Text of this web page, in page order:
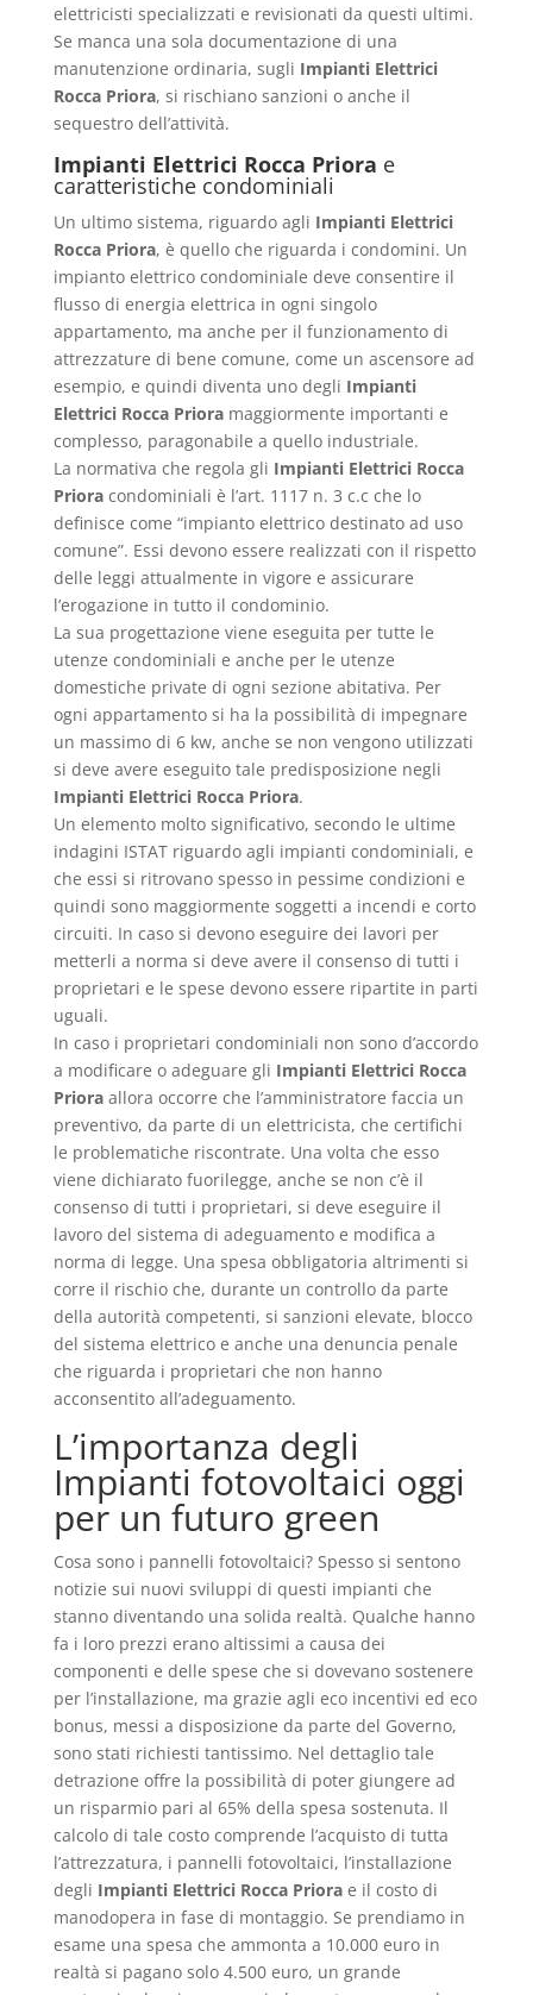
elettricisti specializzati e revisionati da questi ultimi.
Se manca una sola documentazione di una
manutenzione ordinaria, sugli Impianti Elettrici
Rocca Priora, si rischiano sanzioni o anche il
sequestro dell’attività.
Impianti Elettrici Rocca Priora e
caratteristiche condominiali
Un ultimo sistema, riguardo agli Impianti Elettrici
Rocca Priora, è quello che riguarda i condomini. Un
impianto elettrico condominiale deve consentire il
flusso di energia elettrica in ogni singolo
appartamento, ma anche per il funzionamento di
attrezzature di bene comune, come un ascensore ad
esempio, e quindi diventa uno degli Impianti
Elettrici Rocca Prioramaggiormente importanti e
complesso, paragonabile a quello industriale.
La normativa che regola gli Impianti Elettrici Rocca
Prioracondominiali è l’art. 1117 n. 3 c.c che lo
definisce come “impianto elettrico destinato ad uso
comune”. Essi devono essere realizzati con il rispetto
delle leggi attualmente in vigore e assicurare
l’erogazione in tutto il condominio.
La sua progettazione viene eseguita per tutte le
utenze condominiali e anche per le utenze
domestiche private di ogni sezione abitativa. Per
ogni appartamento si ha la possibilità di impegnare
un massimo di 6 kw, anche se non vengono utilizzati
si deve avere eseguito tale predisposizione negli
Impianti Elettrici Rocca Priora.
Un elemento molto significativo, secondo le ultime
indagini ISTAT riguardo agli impianti condominiali, e
che essi si ritrovano spesso in pessime condizioni e
quindi sono maggiormente soggetti a incendi e corto
circuiti. In caso si devono eseguire dei lavori per
metterli a norma si deve avere il consenso di tutti i
proprietari e le spese devono essere ripartite in parti
uguali.
In caso i proprietari condominiali non sono d’accordo
a modificare o adeguare gli Impianti Elettrici Rocca
Prioraallora occorre che l’amministratore faccia un
preventivo, da parte di un elettricista, che certifichi
le problematiche riscontrate. Una volta che esso
viene dichiarato fuorilegge, anche se non c’è il
consenso di tutti i proprietari, si deve eseguire il
lavoro del sistema di adeguamento e modifica a
norma di legge. Una spesa obbligatoria altrimenti si
corre il rischio che, durante un controllo da parte
della autorità competenti, si sanzioni elevate, blocco
del sistema elettrico e anche una denuncia penale
che riguarda i proprietari che non hanno
acconsentito all’adeguamento.
L’importanza degli
Impianti fotovoltaici oggi
per un futuro green
Cosa sono i pannelli fotovoltaici? Spesso si sentono
notizie sui nuovi sviluppi di questi impianti che
stanno diventando una solida realtà. Qualche hanno
fa i loro prezzi erano altissimi a causa dei
componenti e delle spese che si dovevano sostenere
per l’installazione, ma grazie agli eco incentivi ed eco
bonus, messi a disposizione da parte del Governo,
sono stati richiesti tantissimo. Nel dettaglio tale
detrazione offre la possibilità di poter giungere ad
un risparmio pari al 65% della spesa sostenuta. Il
calcolo di tale costo comprende l’acquisto di tutta
l’attrezzatura, i pannelli fotovoltaici, l’installazione
degli Impianti Elettrici Rocca Priorae il costo di
manodopera in fase di montaggio. Se prendiamo in
esame una spesa che ammonta a 10.000 euro in
realtà si pagano solo 4.500 euro, un grande